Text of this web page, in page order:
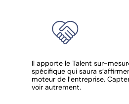
Il apporte le Talent sur-
spécifique qui saura
moteur de l’entreprise.
voir autrement.